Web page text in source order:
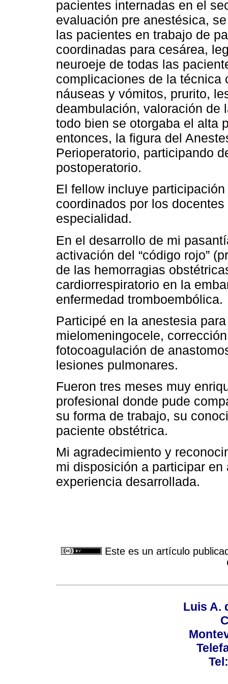
pacientes internadas en el
evaluación pre anestésica,
las pacientes en trabajo de
coordinadas para cesárea,
neuroeje de todas las
complicaciones de la técnica
náuseas y vómitos, prurito,
deambulación, valoración de
todo bien se otorgaba el alta
entonces, la figura del
Perioperatorio, participando
postoperatorio.
El fellow incluye
coordinados por los
especialidad.
En el desarrollo de mi
activación del “código rojo”
de las hemorragias
cardiorrespiratorio en la
enfermedad tromboembólica.
Participé en la anestesia
mielomeningocele,
fotocoagulación de
lesiones pulmonares.
Fueron tres meses muy
profesional donde pude
su forma de trabajo, su
paciente obstétrica.
Mi agradecimiento y
mi disposición a participar
experiencia desarrollada.
Este es un artículo
Luis A.